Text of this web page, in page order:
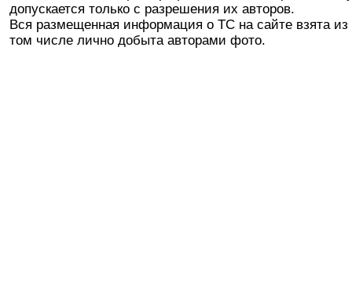
допускается только с разрешения их авторов.
Вся размещенная информация о ТС на сайте взята из
том числе лично добыта авторами фото.